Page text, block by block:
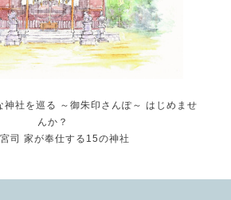
神社を巡る ～御朱印さんぽ～ はじめませ
んか？
司 家が奉仕する15の神社